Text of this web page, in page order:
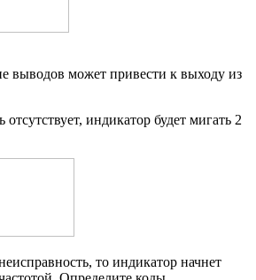
выводов может привести к выходу из
индикатор будет мигать 2
то индикатор начнет